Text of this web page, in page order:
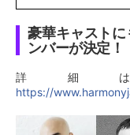
豪華キャスト
ンバーが決定！
詳細
https://